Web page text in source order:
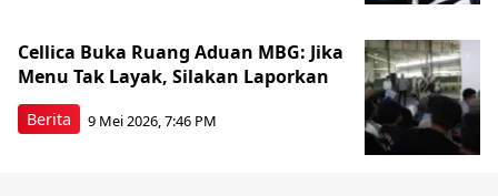
Berita
Cellica Buka Ruang Aduan MBG: Jika
Menu Tak Layak, Silakan Laporkan
9 Mei 2026, 7:46 PM